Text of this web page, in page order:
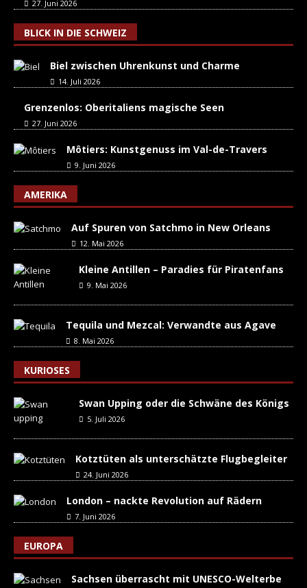
27. Juni 2026
BLICK IN DIE SCHWEIZ
Biel zwischen Uhrenkunst und Charme
14. Juli 2026
Grenzenlos: Oberitaliens magische Seen
27. Juni 2026
Môtiers: Kunstgenuss im Val-de-Travers
9. Juni 2026
AMERIKA
Auf Spuren von Satchmo in New Orleans
12. Mai 2026
Kleine Antillen – Paradies für Piratenfans
9. Mai 2026
Tequila und Mezcal: Verwandte aus Agave
8. Mai 2026
KURIOSES
Swan Upping oder die Schwäne des Königs
5. Juli 2026
Kotztüten als unterschätzte Flugbegleiter
24. Juni 2026
London – nackte Revolution auf Rädern
7. Juni 2026
EUROPA
Sachsen überrascht mit UNESCO-Welterbe